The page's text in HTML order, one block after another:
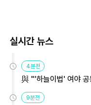
실시간 뉴스
4분전
與 "'하늘이법' 여야
9분전